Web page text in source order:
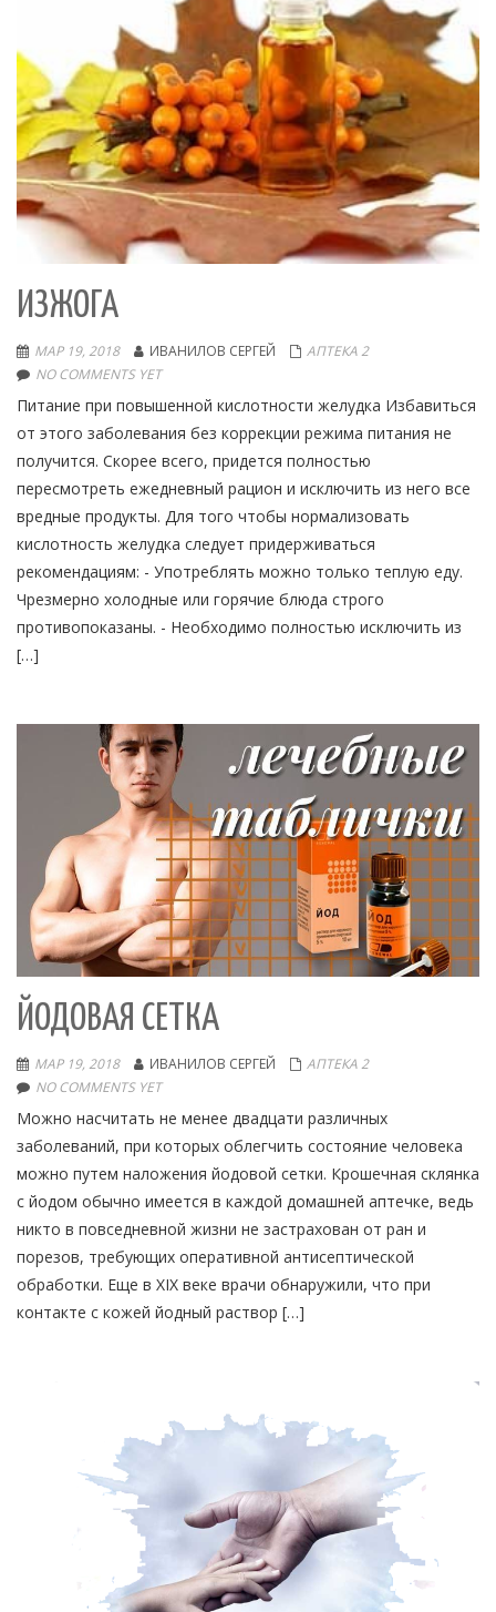
ИЗЖОГА
МАР 19, 2018 ИВАНИЛОВ СЕРГЕЙ
АПТЕКА 2
NO COMMENTS YET
Питание при повышенной кислотности желудка Избавиться
от этого заболевания без коррекции режима питания не
получится. Скорее всего, придется полностью
пересмотреть ежедневный рацион и исключить из него все
вредные продукты. Для того чтобы нормализовать
кислотность желудка следует придерживаться
рекомендациям: - Употреблять можно только теплую еду.
Чрезмерно холодные или горячие блюда строго
противопоказаны. - Необходимо полностью исключить из
[…]
ЙОДОВАЯ СЕТКА
МАР 19, 2018 ИВАНИЛОВ СЕРГЕЙ
АПТЕКА 2
NO COMMENTS YET
Можно насчитать не менее двадцати различных
заболеваний, при которых облегчить состояние человека
можно путем наложения йодовой сетки. Крошечная склянка
с йодом обычно имеется в каждой домашней аптечке, ведь
никто в повседневной жизни не застрахован от ран и
порезов, требующих оперативной антисептической
обработки. Еще в XIX веке врачи обнаружили, что при
контакте с кожей йодный раствор […]